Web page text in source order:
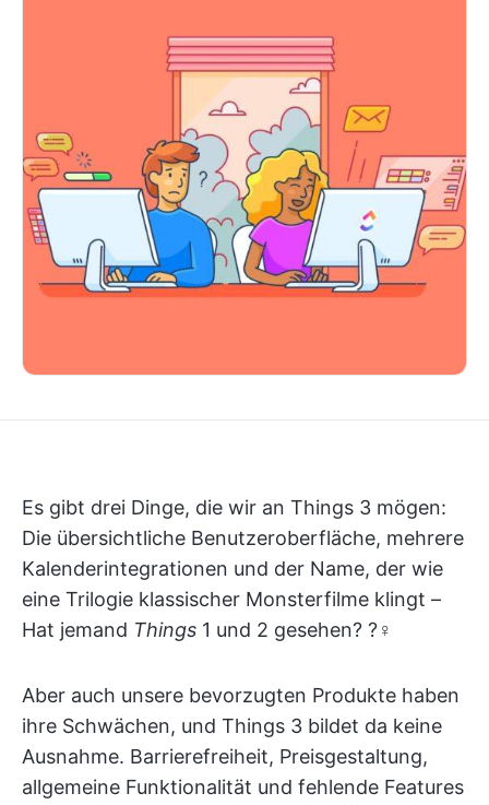
Es gibt drei Dinge, die wir an Things 3 mögen:
Die übersichtliche Benutzeroberfläche, mehrere
Kalenderintegrationen und der Name, der wie
eine Trilogie klassischer Monsterfilme klingt –
Hat jemand Things 1 und 2 gesehen? ?‍♀️
Aber auch unsere bevorzugten Produkte haben
ihre Schwächen, und Things 3 bildet da keine
Ausnahme. Barrierefreiheit, Preisgestaltung,
allgemeine Funktionalität und fehlende Features